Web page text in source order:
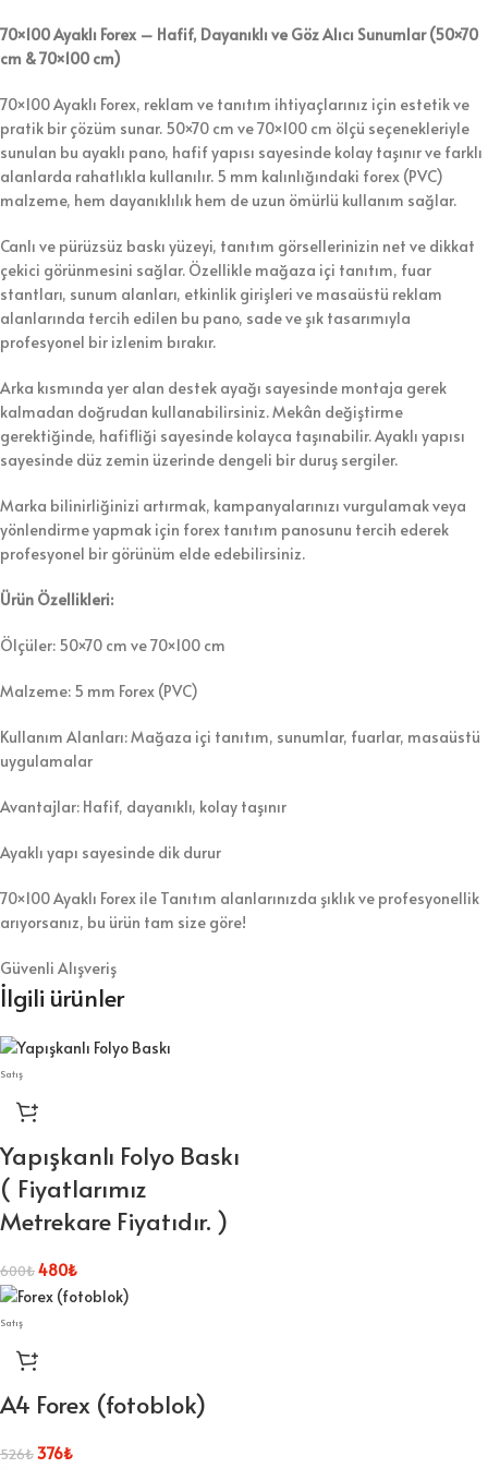
70×100 Ayaklı Forex – Hafif, Dayanıklı ve Göz Alıcı Sunumlar (50×70
cm & 70×100 cm)
70×100 Ayaklı Forex, reklam ve tanıtım ihtiyaçlarınız için estetik ve
pratik bir çözüm sunar. 50×70 cm ve 70×100 cm ölçü seçenekleriyle
sunulan bu ayaklı pano, hafif yapısı sayesinde kolay taşınır ve farklı
alanlarda rahatlıkla kullanılır. 5 mm kalınlığındaki forex (PVC)
malzeme, hem dayanıklılık hem de uzun ömürlü kullanım sağlar.
Canlı ve pürüzsüz baskı yüzeyi, tanıtım görsellerinizin net ve dikkat
çekici görünmesini sağlar. Özellikle mağaza içi tanıtım, fuar
stantları, sunum alanları, etkinlik girişleri ve masaüstü reklam
alanlarında tercih edilen bu pano, sade ve şık tasarımıyla
profesyonel bir izlenim bırakır.
Arka kısmında yer alan destek ayağı sayesinde montaja gerek
kalmadan doğrudan kullanabilirsiniz. Mekân değiştirme
gerektiğinde, hafifliği sayesinde kolayca taşınabilir. Ayaklı yapısı
sayesinde düz zemin üzerinde dengeli bir duruş sergiler.
Marka bilinirliğinizi artırmak, kampanyalarınızı vurgulamak veya
yönlendirme yapmak için forex tanıtım panosunu tercih ederek
profesyonel bir görünüm elde edebilirsiniz.
Ürün Özellikleri:
Ölçüler: 50×70 cm ve 70×100 cm
Malzeme: 5 mm Forex (PVC)
Kullanım Alanları: Mağaza içi tanıtım, sunumlar, fuarlar, masaüstü
uygulamalar
Avantajlar: Hafif, dayanıklı, kolay taşınır
Ayaklı yapı sayesinde dik durur
70×100 Ayaklı Forex ile Tanıtım alanlarınızda şıklık ve profesyonellik
arıyorsanız, bu ürün tam size göre!
Güvenli Alışveriş
İlgili ürünler
Satış
Yapışkanlı Folyo Baskı
( Fiyatlarımız
Metrekare Fiyatıdır. )
600₺480₺
Satış
A4 Forex (fotoblok)
526₺376₺